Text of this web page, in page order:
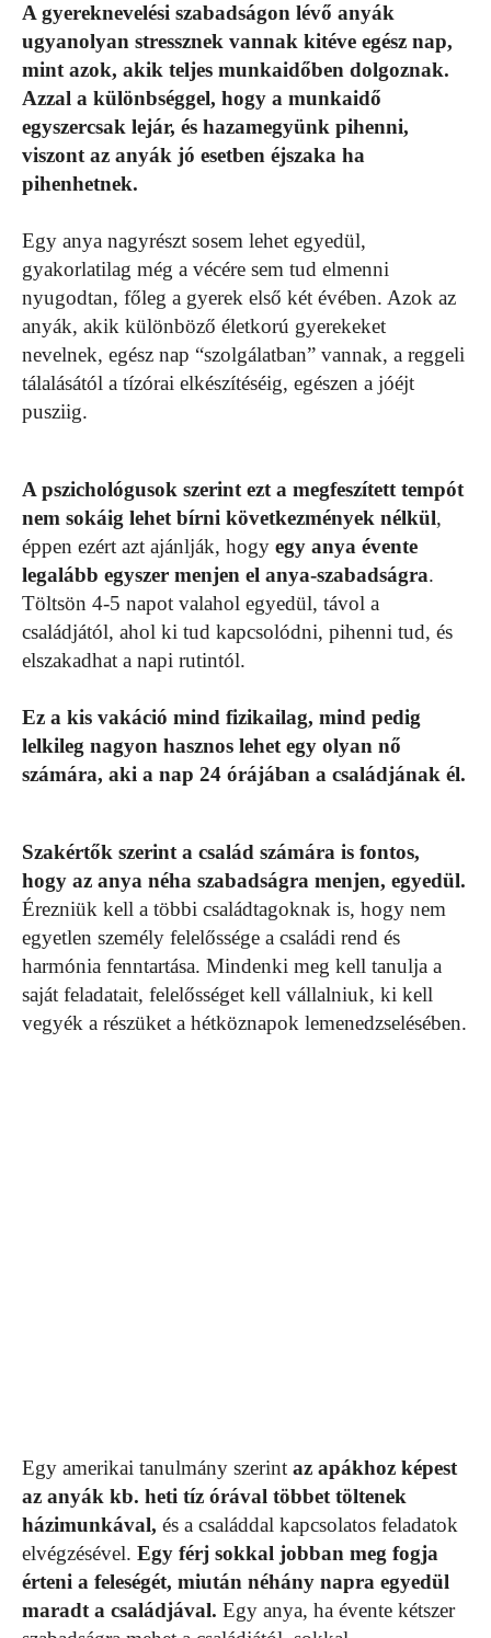
A gyereknevelési szabadságon lévő anyák
ugyanolyan stressznek vannak kitéve egész nap,
mint azok, akik teljes munkaidőben dolgoznak.
Azzal a különbséggel, hogy a munkaidő
egyszercsak lejár, és hazamegyünk pihenni,
viszont az anyák jó esetben éjszaka ha
pihenhetnek.
Egy anya nagyrészt sosem lehet egyedül,
gyakorlatilag még a vécére sem tud elmenni
nyugodtan, főleg a gyerek első két évében. Azok az
anyák, akik különböző életkorú gyerekeket
nevelnek, egész nap “szolgálatban” vannak, a reggeli
tálalásától a tízórai elkészítéséig, egészen a jóéjt
pusziig.
A pszichológusok szerint ezt a megfeszített tempót
nem sokáig lehet bírni következmények nélkül,
éppen ezért azt ajánlják, hogy egy anya évente
legalább egyszer menjen el anya-szabadságra.
Töltsön 4-5 napot valahol egyedül, távol a
családjától, ahol ki tud kapcsolódni, pihenni tud, és
elszakadhat a napi rutintól.
Ez a kis vakáció mind fizikailag, mind pedig
lelkileg nagyon hasznos lehet egy olyan nő
számára, aki a nap 24 órájában a családjának él.
Szakértők szerint a család számára is fontos,
hogy az anya néha szabadságra menjen, egyedül.
Érezniük kell a többi családtagoknak is, hogy nem
egyetlen személy felelőssége a családi rend és
harmónia fenntartása. Mindenki meg kell tanulja a
saját feladatait, felelősséget kell vállalniuk, ki kell
vegyék a részüket a hétköznapok lemenedzselésében.
Egy amerikai tanulmány szerint az apákhoz képest
az anyák kb. heti tíz órával többet töltenek
házimunkával, és a családdal kapcsolatos feladatok
elvégzésével. Egy férj sokkal jobban meg fogja
érteni a feleségét, miután néhány napra egyedül
maradt a családjával. Egy anya, ha évente kétszer